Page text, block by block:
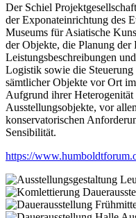
Der Schiel
der Exponateinrichtung des
Museums für Asiatische
der Objekte, die Planung
Leistungsbeschreibungen
Logistik sowie die
sämtlicher Objekte vor Ort
Aufgrund ihrer
Ausstellungsobjekte, vor
konservatorischen
Sensibilität.
https://